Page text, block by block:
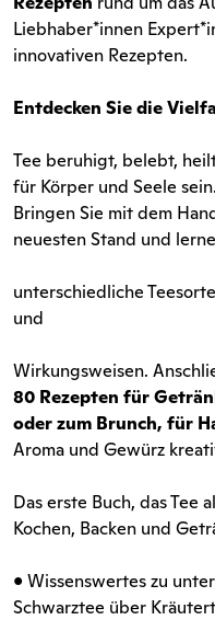
Liebhaber*innen
innovativen Rezepten.
Entdecken Sie die
Tee beruhigt, belebt,
für Körper und Seele
Bringen Sie mit dem
neuesten Stand und
unterschiedliche
und
Wirkungsweisen.
80 Rezepten für
oder zum Brunch, für
Aroma und Gewürz
Das erste Buch, das Tee
Kochen, Backen und
• Wissenswertes zu
Schwarztee über